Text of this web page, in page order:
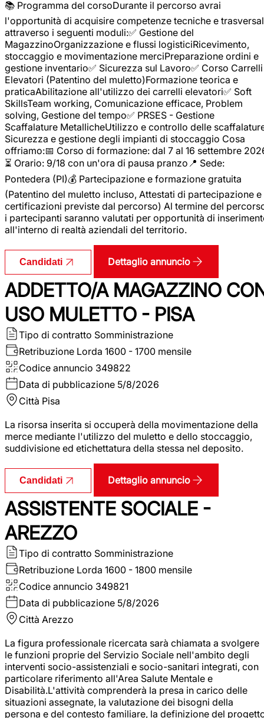
📚 Programma del corsoDurante il percorso avrai
l'opportunità di acquisire competenze tecniche e
attraverso i seguenti moduli:✅ Gestione del
MagazzinoOrganizzazione e flussi logisticiRicevimento,
stoccaggio e movimentazione merciPreparazione ordini e
gestione inventario✅ Sicurezza sul Lavoro✅ Corso Carrelli
Elevatori (Patentino del muletto)Formazione teorica e
praticaAbilitazione all'utilizzo dei carrelli elevatori✅ Soft
SkillsTeam working, Comunicazione efficace, Problem
solving, Gestione del tempo✅ PRSES - Gestione
Scaffalature MetallicheUtilizzo e controllo delle
Sicurezza e gestione degli impianti di stoccaggio Cosa
offriamo:📅 Corso di formazione: dal 7 al 16 settembre
⏳ Orario: 9/18 con un'ora di pausa pranzo📍 Sede:
Pontedera (PI)💰 Partecipazione e formazione gratuita
(Patentino del muletto incluso, Attestati di partecipazione e
certificazioni previste dal percorso) Al termine del
i partecipanti saranno valutati per opportunità di
all'interno di realtà aziendali del territorio.
Candidati Dettaglio annuncio
ADDETTO/A MAGAZZINO
USO MULETTO - PISA
Tipo di contratto Somministrazione
Retribuzione Lorda 1600 - 1700 mensile
Codice annuncio 349822
Data di pubblicazione 5/8/2026
Città Pisa
La risorsa inserita si occuperà della movimentazione della
merce mediante l'utilizzo del muletto e dello stoccaggio,
suddivisione ed etichettatura della stessa nel deposito.
Candidati Dettaglio annuncio
ASSISTENTE SOCIALE -
AREZZO
Tipo di contratto Somministrazione
Retribuzione Lorda 1600 - 1800 mensile
Codice annuncio 349821
Data di pubblicazione 5/8/2026
Città Arezzo
La figura professionale ricercata sarà chiamata a svolgere
le funzioni proprie del Servizio Sociale nell'ambito degli
interventi socio-assistenziali e socio-sanitari integrati, con
particolare riferimento all'Area Salute Mentale e
Disabilità.L'attività comprenderà la presa in carico delle
situazioni assegnate, la valutazione dei bisogni della
persona e del contesto familiare, la definizione del